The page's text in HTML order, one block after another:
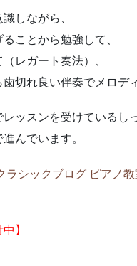
しながら、
ことから勉強して、
レガート奏法）、
切れ良い伴奏でメロデ
ッスンを受けているし
んでいます。
】